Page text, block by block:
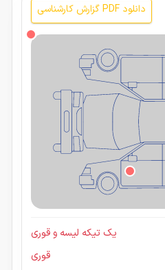
دانلود PDF گزارش کارشناسی
یک تیکه لیسه و قوری
قوری